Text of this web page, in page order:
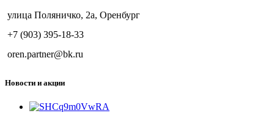
улица Поляничко, 2а, Оренбург
+7 (903) 395-18-33
oren.partner@bk.ru
Новости и акции